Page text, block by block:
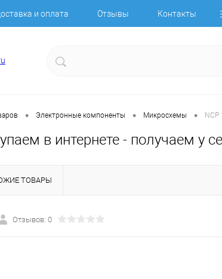
и оплата Отзывы Контакты
• Электронные компоненты • Микросхемы •
в интернете - получаем у
ТОВАРЫ
Отзывов: 0